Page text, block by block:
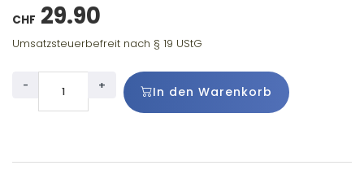
CHF 29.90
Umsatzsteuerbefreit nach § 19 UStG
- + In den Warenkorb